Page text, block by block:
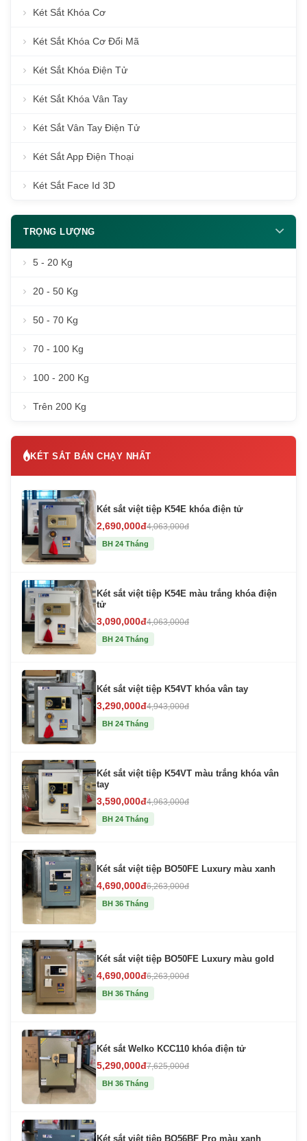
Két Sắt Khóa Cơ
Két Sắt Khóa Cơ Đổi Mã
Két Sắt Khóa Điện Tử
Két Sắt Khóa Vân Tay
Két Sắt Vân Tay Điện Tử
Két Sắt App Điện Thoại
Két Sắt Face Id 3D
TRỌNG LƯỢNG
5 - 20 Kg
20 - 50 Kg
50 - 70 Kg
70 - 100 Kg
100 - 200 Kg
Trên 200 Kg
KÉT SẮT BÁN CHẠY NHẤT
Két sắt việt tiệp K54E khóa điện tử
2,690,000đ4,063,000đ
BH 24 Tháng
Két sắt việt tiệp K54E màu trắng khóa điện
tử
3,090,000đ4,063,000đ
BH 24 Tháng
Két sắt việt tiệp K54VT khóa vân tay
3,290,000đ4,943,000đ
BH 24 Tháng
Két sắt việt tiệp K54VT màu trắng khóa vân
tay
3,590,000đ4,963,000đ
BH 24 Tháng
Két sắt việt tiệp BO50FE Luxury màu xanh
4,690,000đ6,263,000đ
BH 36 Tháng
Két sắt việt tiệp BO50FE Luxury màu gold
4,690,000đ6,263,000đ
BH 36 Tháng
Két sắt Welko KCC110 khóa điện tử
5,290,000đ7,625,000đ
BH 36 Tháng
Két sắt việt tiệp BO56BF Pro màu xanh